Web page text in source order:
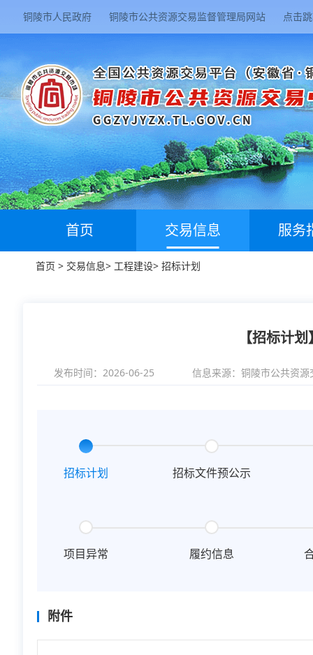
铜陵市人民政府 铜陵市公共资源交易监督管理局网站 点击
首页 交易信息 服务
首页 > 交易信息> 工程建设> 招标计划
【招标计
发布时间：2026-06-25 信息来源： 铜陵市公共资源
招标计划 招标文件预公示
履约信息
项目异常
附件